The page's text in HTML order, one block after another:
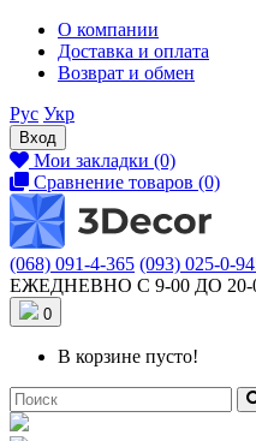
О компании
Доставка и оплата
Возврат и обмен
Рус Укр
Вход
Мои закладки (0)
Сравнение товаров (0)
(068) 091-4-365 (093) 025-0-
ЕЖЕДНЕВНО С 9-00 ДО 20-
0
В корзине пусто!